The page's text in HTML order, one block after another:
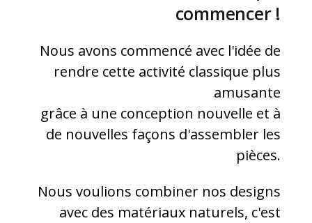
commencer !
Nous avons commencé avec l'idée de
rendre cette activité classique plus
amusante
grâce à une conception nouvelle et à
de nouvelles façons d'assembler les
pièces.
Nous voulions combiner nos designs
avec des matériaux naturels, c'est